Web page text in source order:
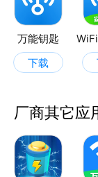
万能钥匙
下载
厂商其它应